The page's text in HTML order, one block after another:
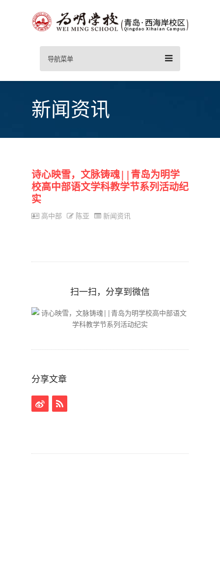
导航菜单
新闻资讯
诗心映雪，文脉铸魂||青岛为明学
校高中部语文学科教学节系列活动纪
实
高中部 陈亚 新闻资讯
扫一扫，分享到微信
分享文章